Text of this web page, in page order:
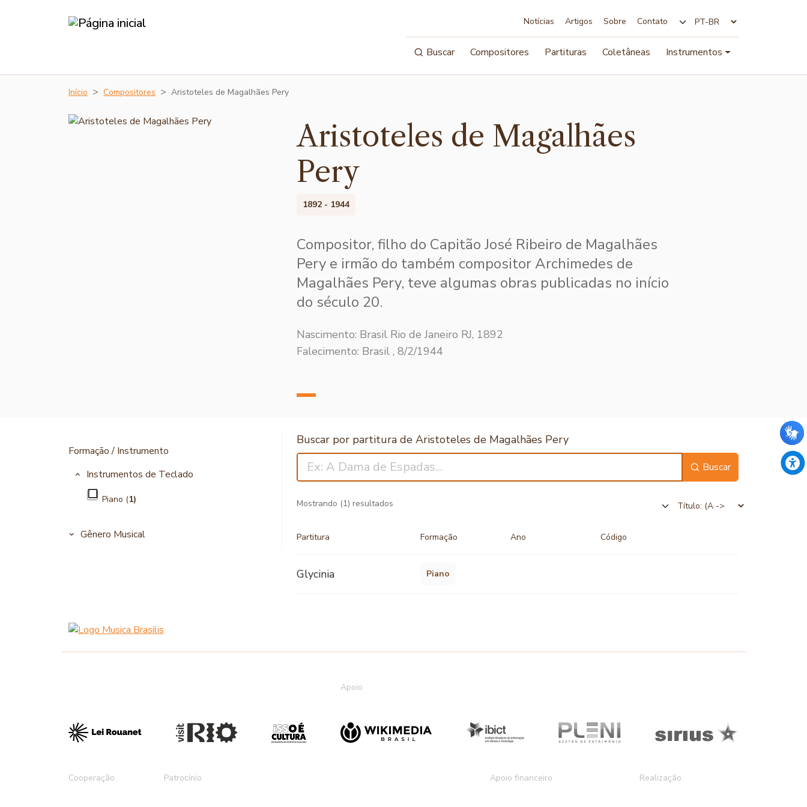
Notícias Artigos Sobre Contato
Buscar Compositores Partituras Coletâneas Instrumentos
Início Compositores Aristoteles de Magalhães Pery
Aristoteles de Magalhães
Pery
1892 - 1944
Compositor, filho do Capitão José Ribeiro de Magalhães
Pery e irmão do também compositor Archimedes de
Magalhães Pery, teve algumas obras publicadas no início
do século 20.
Nascimento: Brasil Rio de Janeiro RJ, 1892
Falecimento: Brasil , 8/2/1944
Formação / Instrumento
Instrumentos de Teclado
Piano (1)
Gênero Musical
Buscar por partitura de Aristoteles de Magalhães Pery
Buscar
Mostrando (1) resultados
Partitura Formação Ano Código
Glycinia Piano
Apoio
Cooperação Patrocínio Apoio financeiro Realização